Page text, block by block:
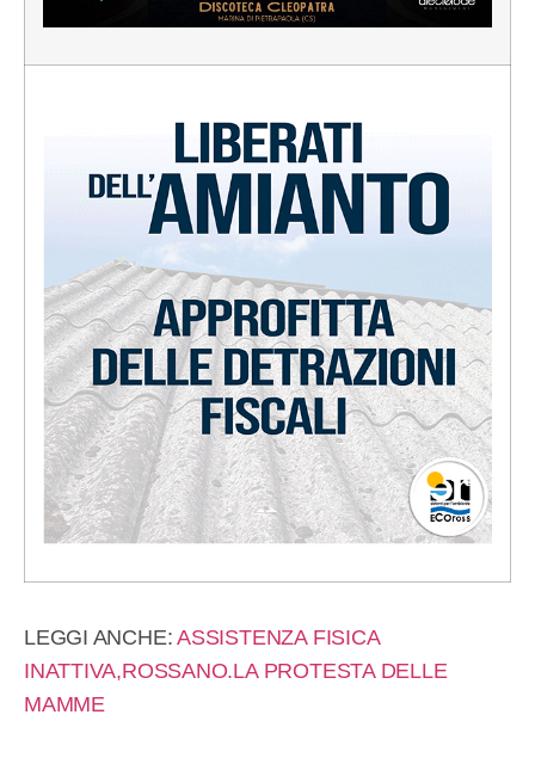
LEGGI ANCHE:ASSISTENZA FISICA
INATTIVA,ROSSANO.LA PROTESTA DELLE
MAMME